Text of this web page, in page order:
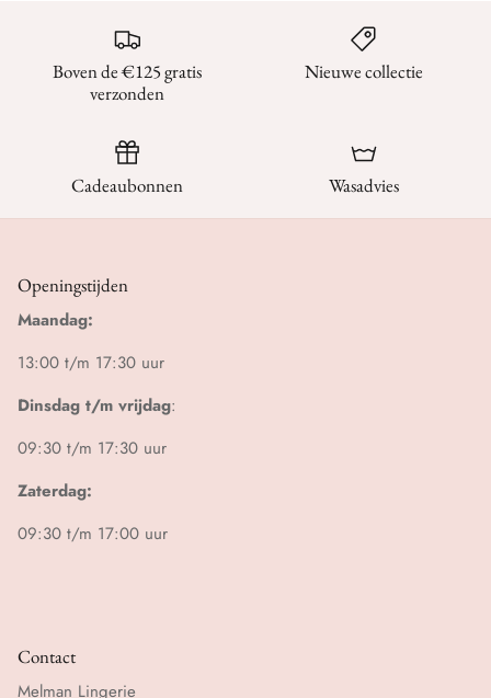
Boven de €125 gratis
verzonden
Nieuwe collectie
Cadeaubonnen Wasadvies
Openingstijden
Maandag:
13:00 t/m 17:30 uur
Dinsdag t/m vrijdag:
09:30 t/m 17:30 uur
Zaterdag:
09:30 t/m 17:00 uur
Contact
Melman Lingerie